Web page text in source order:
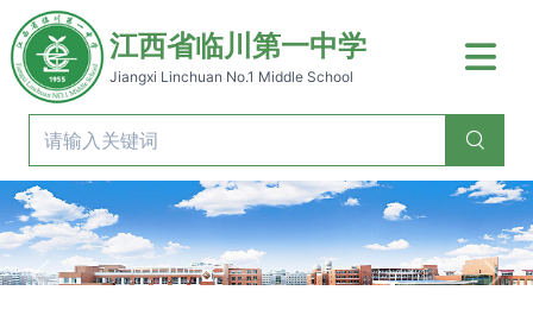
江西省临川第一中学
Jiangxi Linchuan No.1 Middle School
Previous Next